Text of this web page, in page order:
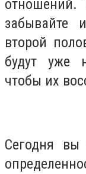
отношений.
забывайте
второй
будут уже
чтобы их
Сегодня вы